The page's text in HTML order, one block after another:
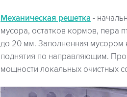
Механическая решетка -
мусора, остатков кормов, пера
до 20 мм. Заполненная мусором
поднятия по направляющим.
мощности локальных очистных